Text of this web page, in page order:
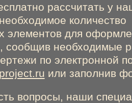
рассчитать у
количество
элементов для
сообщив необходимые
по электронной
или заполнив
вопросы, наши